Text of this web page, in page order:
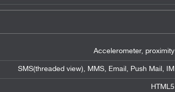
Accelerometer, proximity
SMS(threaded view), MMS, Email, Push Mail, IM
HTML5